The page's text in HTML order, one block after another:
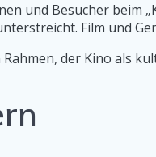
und Besucher beim
Film und
der Kino als